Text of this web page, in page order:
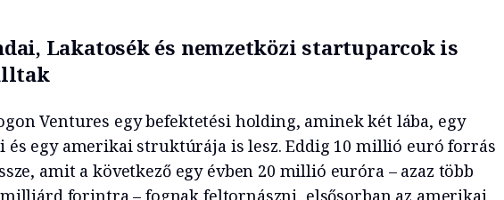
Lakatosék és nemzetközi startuparcok is
Ventures egy befektetési holding, aminek két lába, egy
és egy amerikai struktúrája is lesz. Eddig 10 millió euró forrás
amit a következő egy évben 20 millió euróra – azaz több
forintra – fognak feltornászni, elsősorban az amerikai